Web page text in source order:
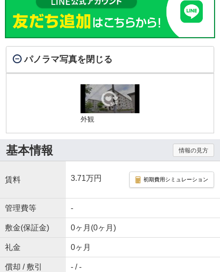
パノラマ写真を閉じる
外観
基本情報 情報の見方
賃料 3.71万円 初期費用シミュレーション
管理費等 -
敷金(保証金) 0ヶ月(0ヶ月)
礼金 0ヶ月
償却 / 敷引 - / -